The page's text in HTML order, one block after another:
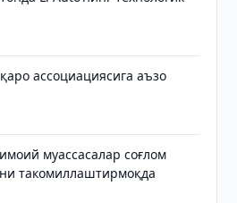
ассоциациясига аъзо
муассасалар соғлом
такомиллаштирмоқда